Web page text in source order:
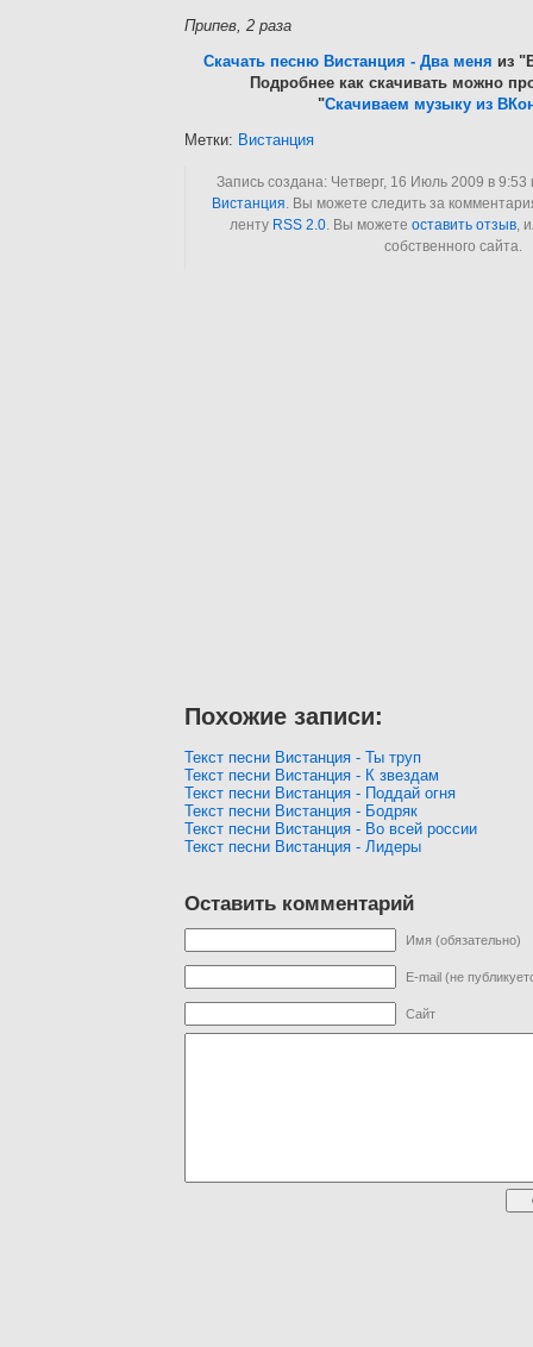
Припев, 2 раза
Скачать песню Вистанция - Два меня из
Подробнее как скачивать можно
"Скачиваем музыку из
Метки: Вистанция
Запись создана: Четверг, 16 Июль 2009 в 9:53
Вистанция. Вы можете следить за
ленту RSS 2.0. Вы можете оставить отзыв,
собственного сайта.
Похожие записи:
Текст песни Вистанция - Ты труп
Текст песни Вистанция - К звездам
Текст песни Вистанция - Поддай огня
Текст песни Вистанция - Бодряк
Текст песни Вистанция - Во всей россии
Текст песни Вистанция - Лидеры
Оставить комментарий
Имя (обязательно)
E-mail (не
Сайт